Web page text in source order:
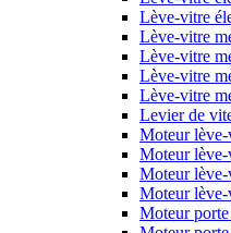
Lève-vitre
Lève-vitre
Lève-vitre
Lève-vitre
Lève-vitre
Levier de
Moteur
Moteur lève-
Moteur
Moteur lève-
Moteur